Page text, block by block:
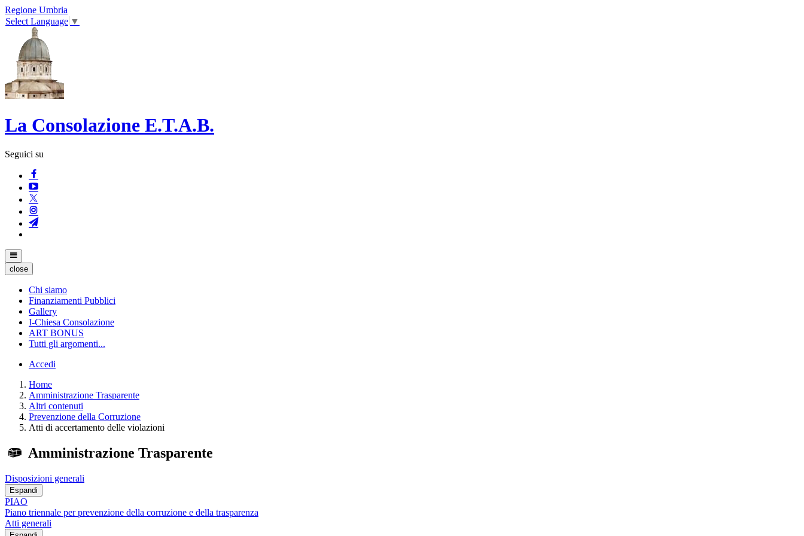
Regione Umbria
Select Language ▼
La Consolazione E.T.A.B.
Seguici su
close
Chi siamo
Finanziamenti Pubblici
Gallery
I-Chiesa Consolazione
ART BONUS
Tutti gli argomenti...
Accedi
Home
Amministrazione Trasparente
Altri contenuti
Prevenzione della Corruzione
Atti di accertamento delle violazioni
Amministrazione Trasparente
Disposizioni generali
Espandi
PIAO
Piano triennale per prevenzione della corruzione e della trasparenza
Atti generali